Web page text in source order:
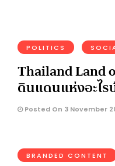
POLITICS
Thailand Land
ดินแดนแห่งอะไร
Posted On 3 November
BRANDED CONTENT